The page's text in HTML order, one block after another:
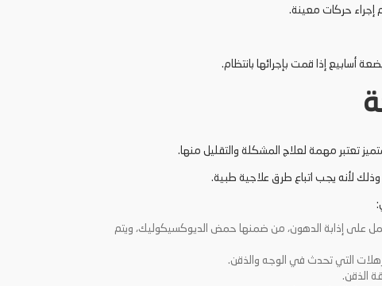
أسابيع إذا قمت بإجرائها بانتظام.
تعتبر مهمة لعلاج المشكلة والتقليل منها.
وذلك لأنه يجب اتباع طرق علاجية طبية.
على إذابة الدهون، من ضمنها حمض الديوكسيكوليك، ويتم
التي تحدث في الوجه والذقن.
الذقن.